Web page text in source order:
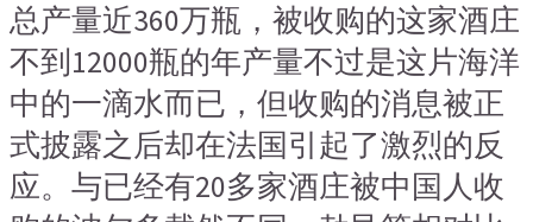
总产量近360万瓶，被收购的这家酒庄
不到12000瓶的年产量不过是这片海洋
中的一滴水而已，但收购的消息被正
式披露之后却在法国引起了激烈的反
应。与已经有20多家酒庄被中国人收